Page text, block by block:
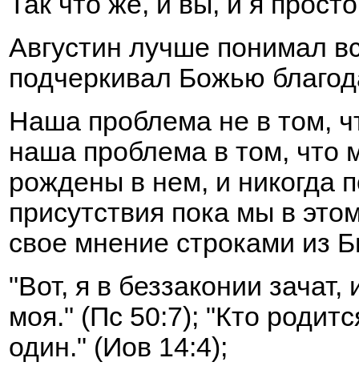
Августин лучше понимал
подчеркивал Божью
Наша проблема не в том,
наша проблема в том, что
рождены в нем, и никогда
присутствия пока мы в
свое мнение строками из
"Вот, я в беззаконии
моя." (Пс 50:7); "Кто
один." (Иов 14:4);